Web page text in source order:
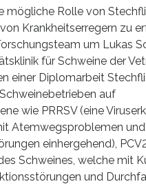
mögliche Rolle von
Krankheitserregern zu
um Lukas
für Schweine der
einer Diplomarbeit
auf
wie PRRSV (eine
Atemwegsproblemen und
einhergehend),
Schweines, welche mit
und